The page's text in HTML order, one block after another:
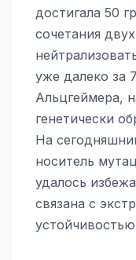
достигала 50
сочетания
уже далеко за
Альцгеймера,
генетически
На
носитель
удалось
связана с